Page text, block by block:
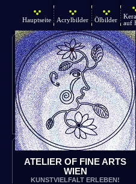
Hauptseite Acrylbilder Ölbilder
auf
ATELIER OF FINE ARTS
WIEN
KUNSTVIELFALT ERLEBEN!